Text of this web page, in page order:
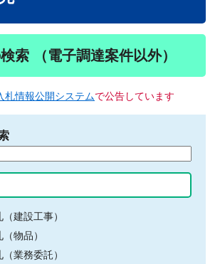
索 （電子調達案件以外）
札情報公開システムで公告しています
建設工事）
物品）
業務委託）